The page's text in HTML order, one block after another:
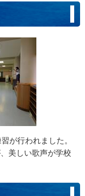
が行われました。
美しい歌声が学校